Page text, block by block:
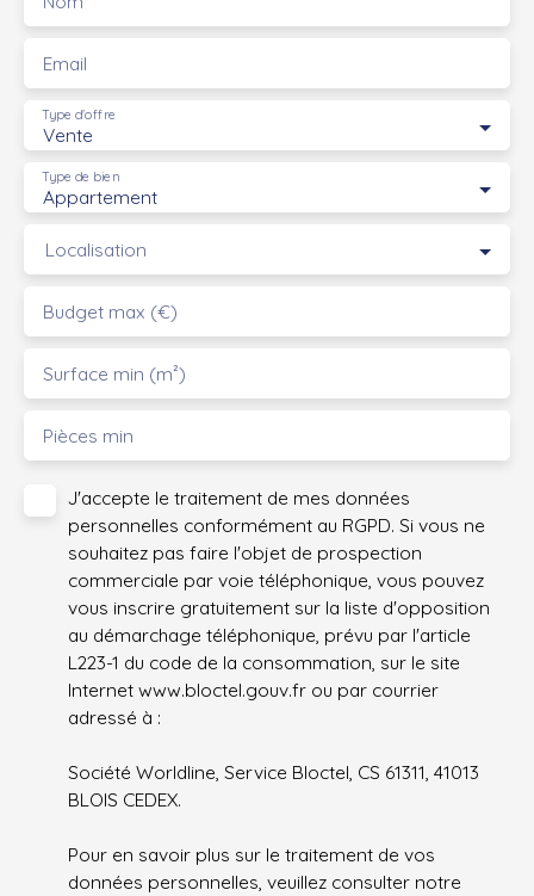
Email
Vente
Type d'offre
Appartement
Type de bien
Localisation
Budget max (€)
Surface min (m²)
Pièces min
J'accepte le traitement de mes données
personnelles conformément au RGPD. Si vous ne
souhaitez pas faire l'objet de prospection
commerciale par voie téléphonique, vous pouvez
vous inscrire gratuitement sur la liste d'opposition
au démarchage téléphonique, prévu par l'article
L223-1 du code de la consommation, sur le site
Internet www.bloctel.gouv.fr ou par courrier
adressé à :
Société Worldline, Service Bloctel, CS 61311, 41013
BLOIS CEDEX.
Pour en savoir plus sur le traitement de vos
données personnelles, veuillez consulter notre